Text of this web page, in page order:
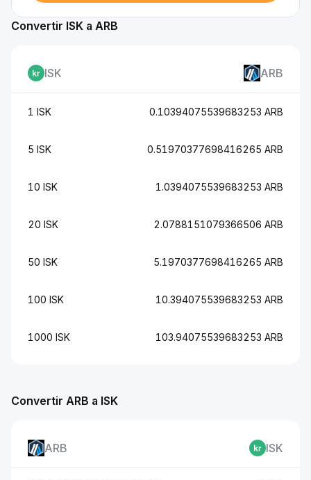
Convertir ARB a ISK
ARB ISK
Convertir ISK a ARB
ISK ARB
1 ISK 0.10394075539683253 ARB
5 ISK 0.51970377698416265 ARB
10 ISK 1.0394075539683253 ARB
20 ISK 2.0788151079366506 ARB
50 ISK 5.1970377698416265 ARB
100 ISK 10.394075539683253 ARB
1000 ISK 103.94075539683253 ARB